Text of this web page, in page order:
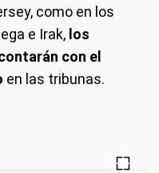
como en los
e Irak, los
con el
en las tribunas.